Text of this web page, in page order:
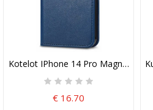
Kotelot IPhone 14 Pro
€ 16.70